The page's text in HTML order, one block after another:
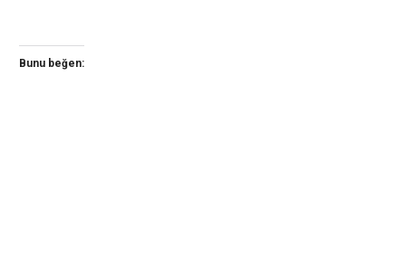
Bunu beğen: